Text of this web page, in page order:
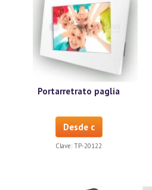
Portarretrato paglia
Desde c
Clave: TP-20122